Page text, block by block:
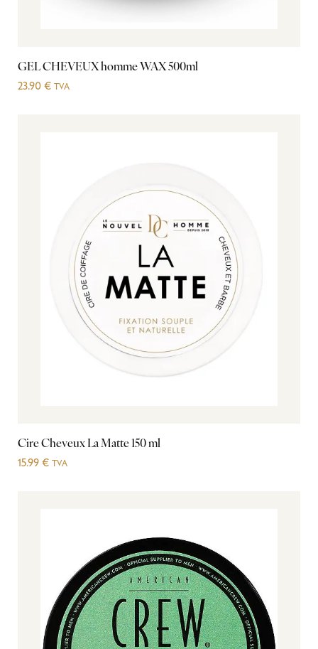
GEL CHEVEUX homme WAX 500ml
23.90 € TVA
Cire Cheveux La Matte 150 ml
15.99 € TVA